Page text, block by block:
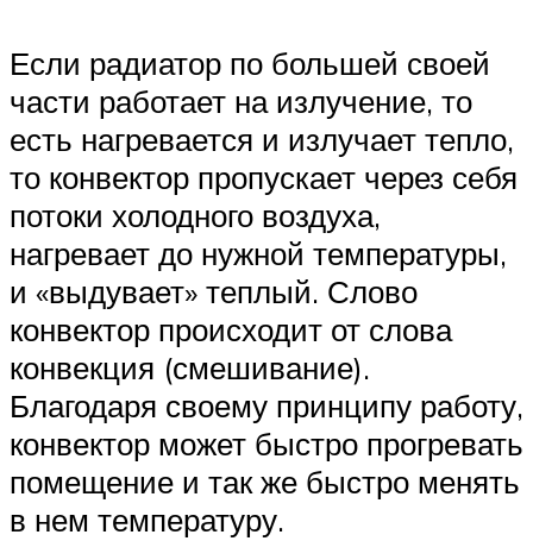
Если радиатор по большей своей
части работает на излучение, то
есть нагревается и излучает тепло,
то конвектор пропускает через себя
потоки холодного воздуха,
нагревает до нужной температуры,
и «выдувает» теплый. Слово
конвектор происходит от слова
конвекция (смешивание).
Благодаря своему принципу работу,
конвектор может быстро прогревать
помещение и так же быстро менять
в нем температуру.